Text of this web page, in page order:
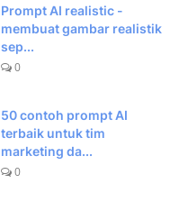
Prompt AI realistic -
membuat gambar realistik
sep...
0
50 contoh prompt AI
terbaik untuk tim
marketing da...
0